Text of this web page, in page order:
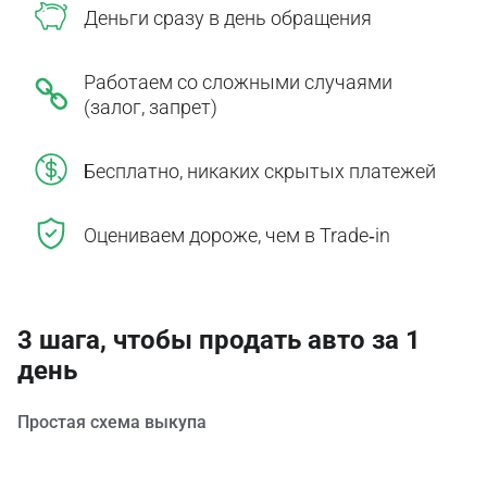
Деньги сразу в день обращения
Работаем со сложными случаями
(залог, запрет)
Бесплатно, никаких скрытых платежей
Оцениваем дороже, чем в Trade‑in
3 шага, чтобы продать авто за 1
день
Простая схема выкупа